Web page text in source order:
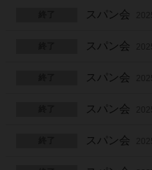
スパン会
スパン会
スパン会
スパン会
スパン会